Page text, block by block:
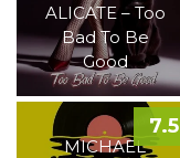
ALICATE – Too
Bad To Be
Good
MICHAEL
7.5